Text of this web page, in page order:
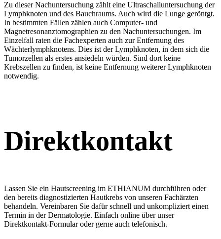
Zu dieser Nachuntersuchung zählt eine Ultraschalluntersuchung der
Lymphknoten und des Bauchraums. Auch wird die Lunge geröntgt.
In bestimmten Fällen zählen auch Computer- und
Magnetresonanztomographien zu den Nachuntersuchungen. Im
Einzelfall raten die Fachexperten auch zur Entfernung des
Wächterlymphknotens. Dies ist der Lymphknoten, in dem sich die
Tumorzellen als erstes ansiedeln würden. Sind dort keine
Krebszellen zu finden, ist keine Entfernung weiterer Lymphknoten
notwendig.
Direktkontakt
Lassen Sie ein Hautscreening im ETHIANUM durchführen oder
den bereits diagnostizierten Hautkrebs von unseren Fachärzten
behandeln. Vereinbaren Sie dafür schnell und unkompliziert einen
Termin in der Dermatologie. Einfach online über unser
Direktkontakt-Formular oder gerne auch telefonisch.